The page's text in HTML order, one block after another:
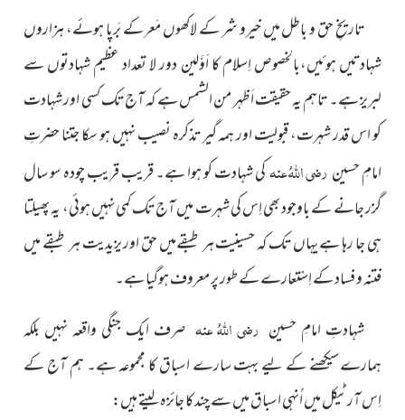
تاریخِ حق و باطل میں خیرو شر کے لاکھوں مَعر کے بَرپا ہوئے، ہزاروں
شہادتیں ہوئیں،بالخصوص اِسلام کا اَوَّلین دور لا تعداد عظیم شہادتوں سے
لبریز ہے۔ تاہم یہ حقیقت اَظہر من الشمس ہے کہ آج تک کسی اور شہادت
کو اس قدر شہرت، قبولیت اور ہمہ گیر تذکرہ نصیب نہیں ہو سکا جتنا حضرتِ
امامِ حسینرضی اللہُ عنہکی شہادت کو ہوا ہے۔ قریب قریب چودہ سو سال
گزر جانے کے باوجود بھی اِس کی شہرت میں آج تک کمی نہیں ہوئی، یہ پھیلتا
ہی جا رہا ہے یہاں تک کہ حسینیت ہر طبقےمیں حق اور یزیدیت ہر طبقے میں
فتنہ و فساد کے اِسْتعارے کے طور پر معروف ہوگیا ہے۔
شہادتِ امامِ حسین رضی اللہُ عنہ صرف ایک جنگی واقعہ نہیں بلکہ
ہمارےسیکھنے کے لیے بہت سارے اسباق کا مجموعہ ہے۔ ہم آج کے
اِس آرٹیکل میں اُنہی اسباق میں سے چند کا جائزہ لیتے ہیں: